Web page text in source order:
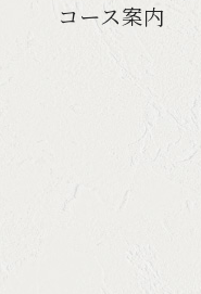
コース案内